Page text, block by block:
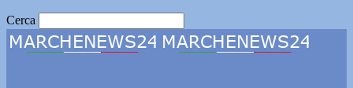
Cerca